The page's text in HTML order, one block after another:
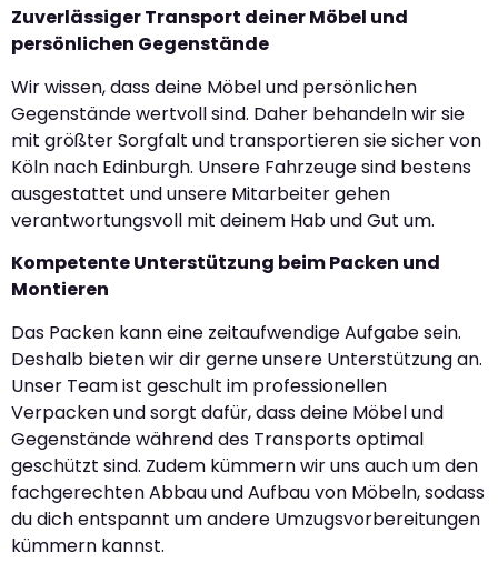
Zuverlässiger Transport deiner Möbel und
persönlichen Gegenstände
Wir wissen, dass deine Möbel und persönlichen
Gegenstände wertvoll sind. Daher behandeln wir sie
mit größter Sorgfalt und transportieren sie sicher von
Köln nach Edinburgh. Unsere Fahrzeuge sind bestens
ausgestattet und unsere Mitarbeiter gehen
verantwortungsvoll mit deinem Hab und Gut um.
Kompetente Unterstützung beim Packen und
Montieren
Das Packen kann eine zeitaufwendige Aufgabe sein.
Deshalb bieten wir dir gerne unsere Unterstützung an.
Unser Team ist geschult im professionellen
Verpacken und sorgt dafür, dass deine Möbel und
Gegenstände während des Transports optimal
geschützt sind. Zudem kümmern wir uns auch um den
fachgerechten Abbau und Aufbau von Möbeln, sodass
du dich entspannt um andere Umzugsvorbereitungen
kümmern kannst.